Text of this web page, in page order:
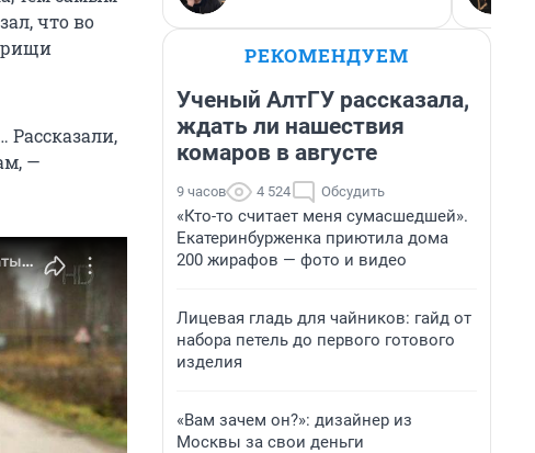
что во
Рассказали,
—
РЕКОМЕНДУЕМ
Ученый АлтГУ рассказала,
ждать ли нашествия
комаров в августе
9 часов 4 524 Обсудить
«Кто-то считает меня сумасшедшей».
Екатеринбурженка приютила дома
200 жирафов — фото и видео
Лицевая гладь для чайников: гайд от
набора петель до первого готового
изделия
«Вам зачем он?»: дизайнер из
Москвы за свои деньги